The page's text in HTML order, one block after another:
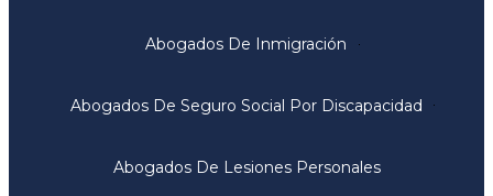
Abogados De Inmigración
Abogados De Seguro Social Por Discapacidad
Abogados De Lesiones Personales